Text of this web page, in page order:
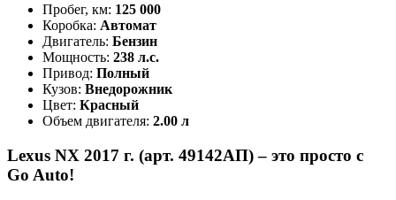
Пробег, км: 125 000
Коробка: Автомат
Двигатель: Бензин
Мощность: 238 л.с.
Привод: Полный
Кузов: Внедорожник
Цвет: Красный
Объем двигателя: 2.00 л
Lexus NX 2017 г. (арт. 49142АП) – это просто с
Go Auto!